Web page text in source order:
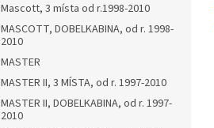
Mascott, 3 místa od r.1998-2010
MASCOTT, DOBELKABINA, od r. 1998-
2010
MASTER
MASTER II, 3 MÍSTA, od r. 1997-2010
MASTER II, DOBELKABINA, od r. 1997-
2010